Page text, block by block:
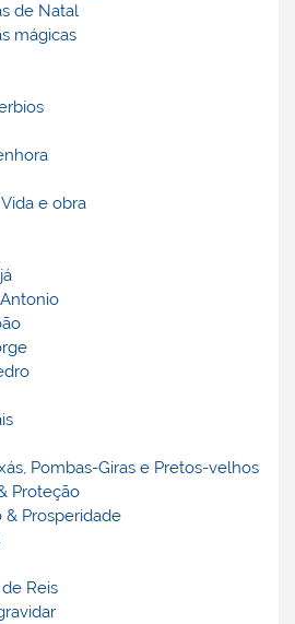
de Natal
mágicas
e obra
Pombas-Giras e Pretos-velhos
Proteção
& Prosperidade
Reis